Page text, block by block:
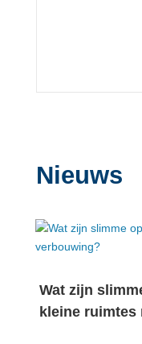
Nieuws
Wat zijn
kleine ruimtes